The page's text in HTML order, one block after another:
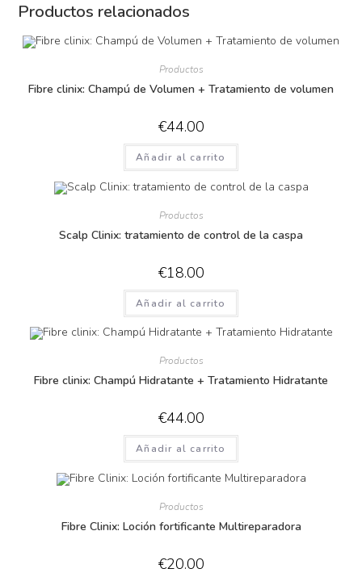
Productos relacionados
Productos
Fibre clinix: Champú de Volumen + Tratamiento de volumen
€44.00
Añadir al carrito
Productos
Scalp Clinix: tratamiento de control de la caspa
€18.00
Añadir al carrito
Productos
Fibre clinix: Champú Hidratante + Tratamiento Hidratante
€44.00
Añadir al carrito
Productos
Fibre Clinix: Loción fortificante Multireparadora
€20.00